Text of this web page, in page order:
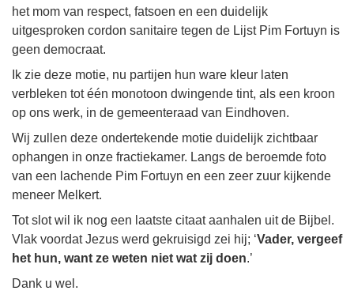
het mom van respect, fatsoen en een duidelijk
uitgesproken cordon sanitaire tegen de Lijst Pim Fortuyn is
geen democraat.
Ik zie deze motie, nu partijen hun ware kleur laten
verbleken tot één monotoon dwingende tint, als een kroon
op ons werk, in de gemeenteraad van Eindhoven.
Wij zullen deze ondertekende motie duidelijk zichtbaar
ophangen in onze fractiekamer. Langs de beroemde foto
van een lachende Pim Fortuyn en een zeer zuur kijkende
meneer Melkert.
Tot slot wil ik nog een laatste citaat aanhalen uit de Bijbel.
Vlak voordat Jezus werd gekruisigd zei hij; ‘Vader, vergeef
het hun, want ze weten niet wat zij doen.’
Dank u wel.